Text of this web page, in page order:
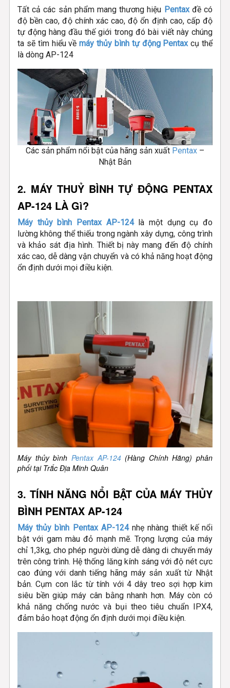
Tất cả các sản phẩm mang thương hiệu Pentaxđề có
độ bền cao, độ chính xác cao, độ ổn định cao, cấp độ
tự động hàng đầu thế giới trong đó bài viết này chúng
ta sẽ tìm hiểu vềmáy thủy bình tự động Pentaxcụ thể
là dòng AP-124
Các sản phẩm nổi bật của hãng sản xuất Pentax –
Nhật Bản
2. MÁY THUỶ BÌNH TỰ ĐỘNG PENTAX
AP-124 LÀ Gì?
Máy thủy bình Pentax AP-124là một dụng cụ đo
lường không thể thiếu trong ngành xây dựng, công trình
và khảo sát địa hình. Thiết bị này mang đến độ chính
xác cao, dễ dàng vận chuyển và có khả năng hoạt động
ổn định dưới mọi điều kiện.
Máy thủy bình Pentax AP-124(Hàng Chính Hãng) phân
phối tại Trắc Địa Minh Quân
3. TÍNH NĂNG NỔI BẬT CỦA MÁY THỦY
BÌNH PENTAX AP-124
Máy thủy bình Pentax AP-124nhẹ nhàng thiết kế nổi
bật với gam màu đỏ mạnh mẽ. Trọng lượng của máy
chỉ 1,3kg, cho phép người dùng dễ dàng di chuyển máy
trên công trình. Hệ thống lăng kính sáng với độ nét cực
cao đúng với danh tiếng hãng máy sản xuất từ Nhật
bản. Cụm con lắc từ tính với 4 dây treo sợi hợp kim
siêu bền giúp máy cân bằng nhanh hơn. Máy còn có
khả năng chống nước và bụi theo tiêu chuẩn IPX4,
đảm bảo hoạt động ổn định dưới mọi điều kiện.